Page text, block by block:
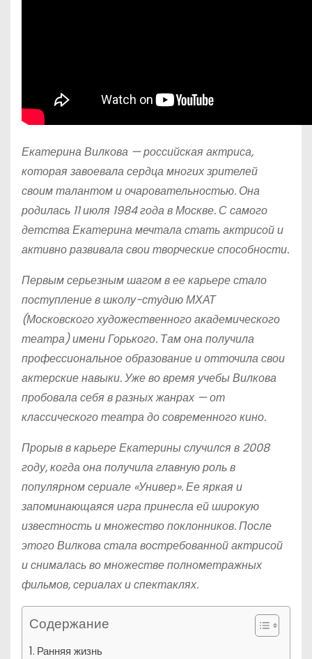
Екатерина Вилкова — российская актриса,
которая завоевала сердца многих зрителей
своим талантом и очаровательностью. Она
родилась 11 июля 1984 года в Москве. С самого
детства Екатерина мечтала стать актрисой и
активно развивала свои творческие способности.
Первым серьезным шагом в ее карьере стало
поступление в школу-студию МХАТ
(Московского художественного академического
театра) имени Горького. Там она получила
профессиональное образование и отточила свои
актерские навыки. Уже во время учебы Вилкова
пробовала себя в разных жанрах — от
классического театра до современного кино.
Прорыв в карьере Екатерины случился в 2008
году, когда она получила главную роль в
популярном сериале «Универ». Ее яркая и
запоминающаяся игра принесла ей широкую
известность и множество поклонников. После
этого Вилкова стала востребованной актрисой
и снималась во множестве полнометражных
фильмов, сериалах и спектаклях.
Содержание
Ранняя жизнь